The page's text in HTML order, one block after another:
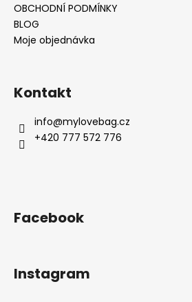
OBCHODNÍ PODMÍNKY
BLOG
Moje objednávka
Kontakt
info@mylovebag.cz
+420 777 572 776
Facebook
Instagram